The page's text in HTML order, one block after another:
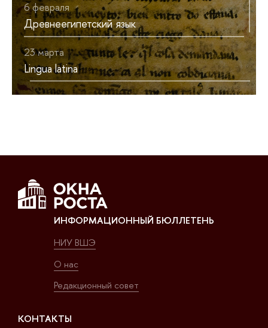
6 февраля
Древнеегипетский язык
23 марта
Lingua latina
ИНФОРМАЦИОННЫЙ БЮЛЛЕТЕНЬ
НИУ ВШЭ
О нас
Редакционный совет
КОНТАКТЫ